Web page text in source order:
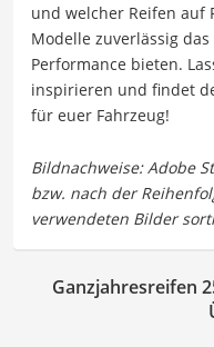
und welcher Reifen auf
Modelle zuverlässig
Performance bieten.
inspirieren und findet
für euer Fahrzeug!
Ganzjahresreifen